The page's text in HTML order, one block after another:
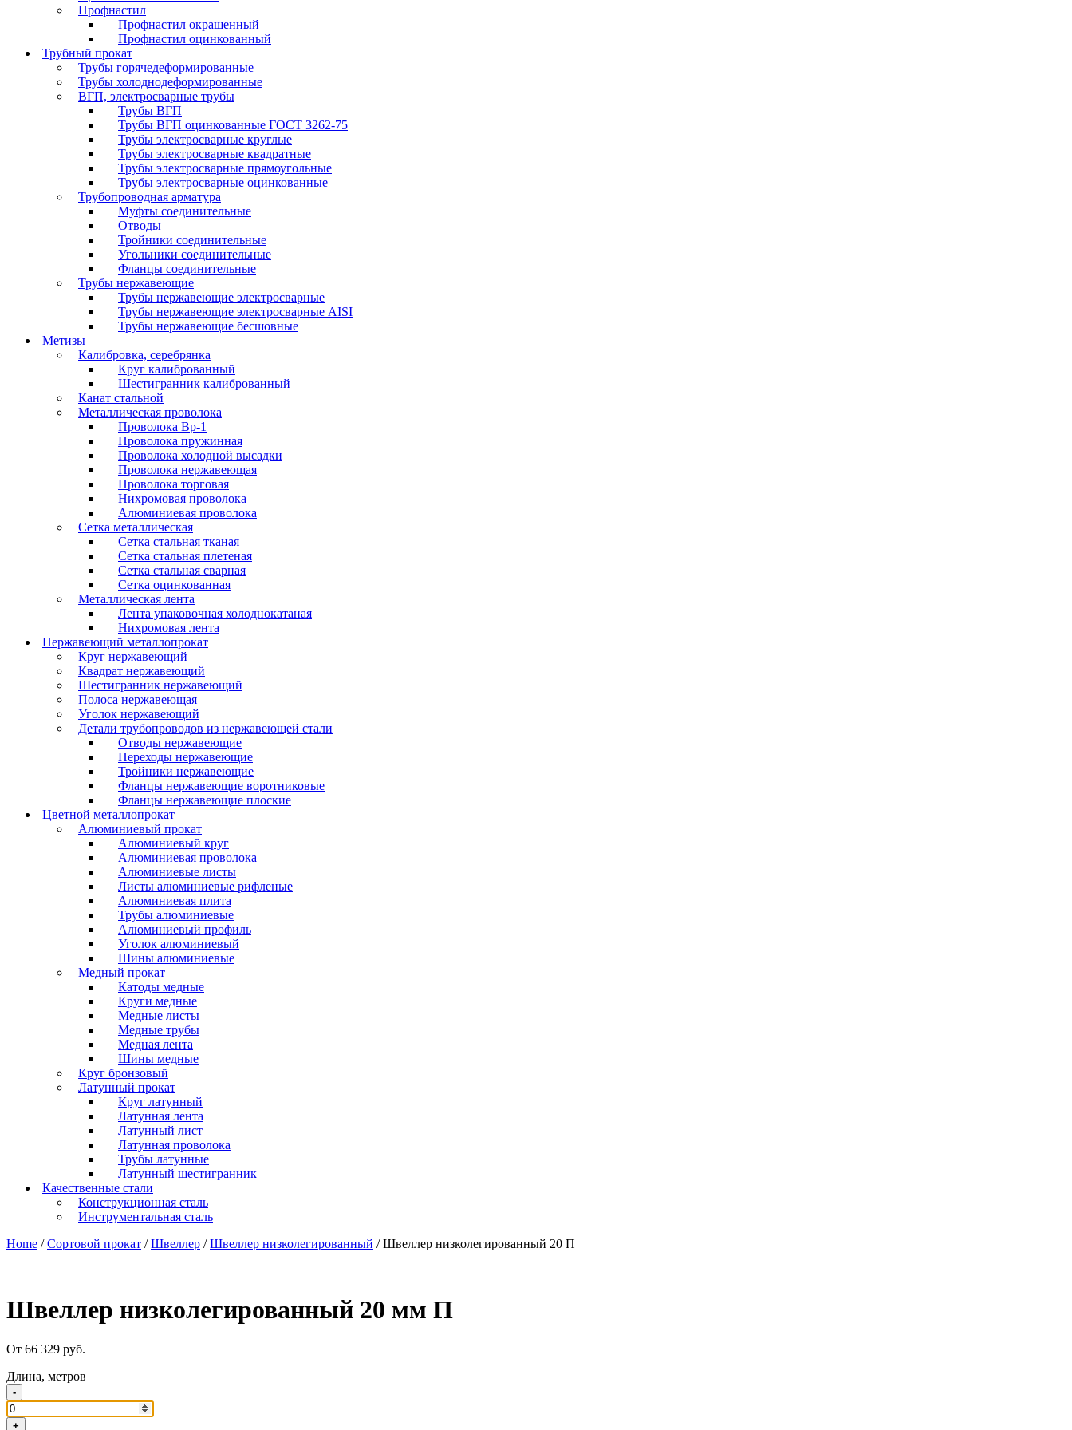
Профнастил
Профнастил окрашенный
Профнастил оцинкованный
Трубный прокат
Трубы горячедеформированные
Трубы холоднодеформированные
ВГП, электросварные трубы
Трубы ВГП
Трубы ВГП оцинкованные ГОСТ 3262-75
Трубы электросварные круглые
Трубы электросварные квадратные
Трубы электросварные прямоугольные
Трубы электросварные оцинкованные
Трубопроводная арматура
Муфты соединительные
Отводы
Тройники соединительные
Угольники соединительные
Фланцы соединительные
Трубы нержавеющие
Трубы нержавеющие электросварные
Трубы нержавеющие электросварные AISI
Трубы нержавеющие бесшовные
Метизы
Калибровка, серебрянка
Круг калиброванный
Шестигранник калиброванный
Канат стальной
Металлическая проволока
Проволока Вр-1
Проволока пружинная
Проволока холодной высадки
Проволока нержавеющая
Проволока торговая
Нихромовая проволока
Алюминиевая проволока
Сетка металлическая
Сетка стальная тканая
Сетка стальная плетеная
Сетка стальная сварная
Сетка оцинкованная
Металлическая лента
Лента упаковочная холоднокатаная
Нихромовая лента
Нержавеющий металлопрокат
Круг нержавеющий
Квадрат нержавеющий
Шестигранник нержавеющий
Полоса нержавеющая
Уголок нержавеющий
Детали трубопроводов из нержавеющей стали
Отводы нержавеющие
Переходы нержавеющие
Тройники нержавеющие
Фланцы нержавеющие воротниковые
Фланцы нержавеющие плоские
Цветной металлопрокат
Алюминиевый прокат
Алюминиевый круг
Алюминиевая проволока
Алюминиевые листы
Листы алюминиевые рифленые
Алюминиевая плита
Трубы алюминиевые
Алюминиевый профиль
Уголок алюминиевый
Шины алюминиевые
Медный прокат
Катоды медные
Круги медные
Медные листы
Медные трубы
Медная лента
Шины медные
Круг бронзовый
Латунный прокат
Круг латунный
Латунная лента
Латунный лист
Латунная проволока
Трубы латунные
Латунный шестигранник
Качественные стали
Конструкционная сталь
Инструментальная сталь
Home /Сортовой прокат /Швеллер /Швеллер низколегированный / Швеллер низколегированный 20 П
Швеллер низколегированный 20 мм П
От 66 329 руб.
Длина, метров
-
+